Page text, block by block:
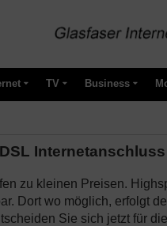
TV Business
Internetanschluss
zu kleinen Preisen.
Dort wo möglich, erfolgt
Sie sich jetzt für